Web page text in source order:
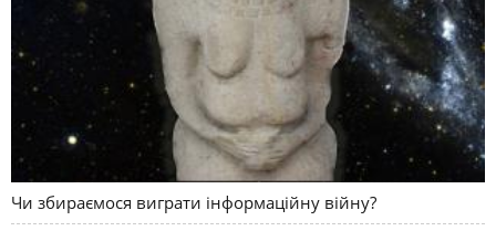
Чи збираємося виграти інформаційну війну?